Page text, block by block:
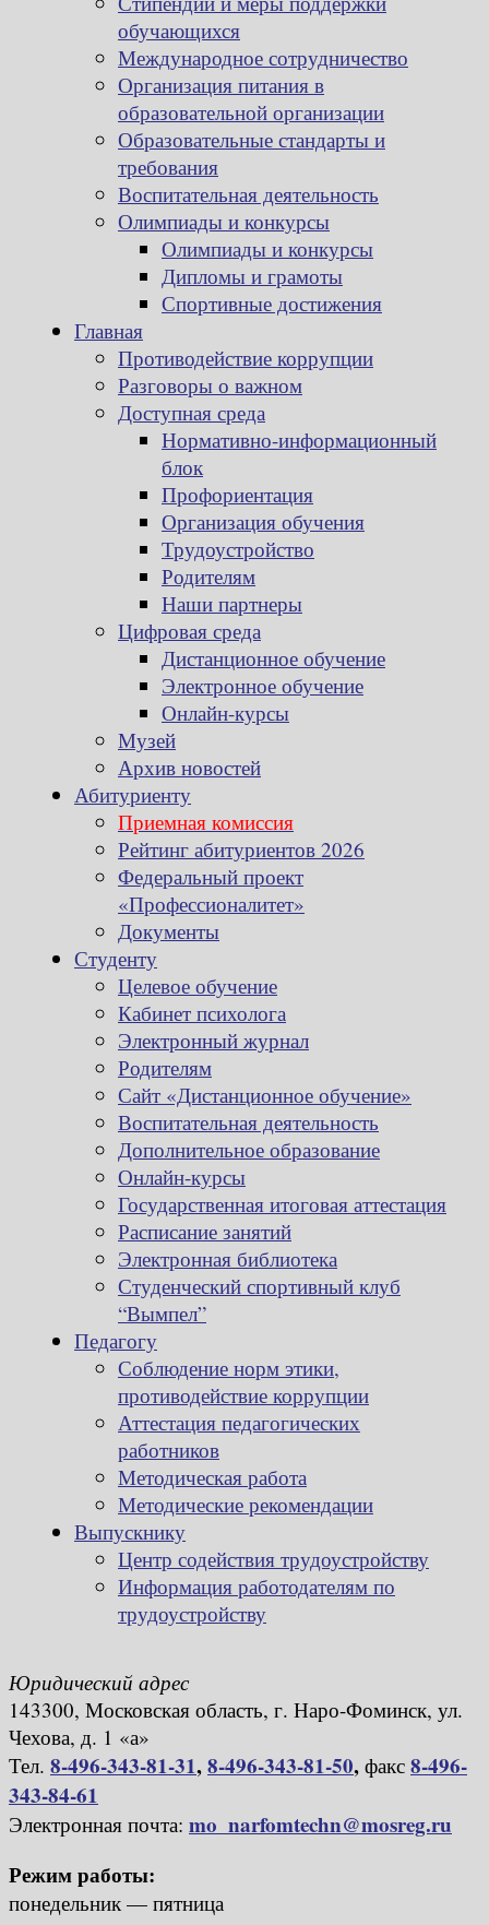
обучающихся
Международное сотрудничество
Организация питания в
образовательной организации
Образовательные стандарты и
требования
Воспитательная деятельность
Олимпиады и конкурсы
Олимпиады и конкурсы
Дипломы и грамоты
Спортивные достижения
Главная
Противодействие коррупции
Разговоры о важном
Доступная среда
Нормативно-информационный
блок
Профориентация
Организация обучения
Трудоустройство
Родителям
Наши партнеры
Цифровая среда
Дистанционное обучение
Электронное обучение
Онлайн-курсы
Музей
Архив новостей
Абитуриенту
Приемная комиссия
Рейтинг абитуриентов 2026
Федеральный проект
«Профессионалитет»
Документы
Студенту
Целевое обучение
Кабинет психолога
Электронный журнал
Родителям
Сайт «Дистанционное обучение»
Воспитательная деятельность
Дополнительное образование
Онлайн-курсы
Государственная итоговая аттестация
Расписание занятий
Электронная библиотека
Студенческий спортивный клуб
“Вымпел”
Педагогу
Соблюдение норм этики,
противодействие коррупции
Аттестация педагогических
работников
Методическая работа
Методические рекомендации
Выпускнику
Центр содействия трудоустройству
Информация работодателям по
трудоустройству
Юридический адрес
143300, Московская область, г. Наро-Фоминск, ул.
Чехова, д. 1 «а»
Тел. 8-496-343-81-31,8-496-343-81-50, факс 8-496-
343-84-61
Электронная почта: mo_narfomtechn@mosreg.ru
Режим работы:
понедельник — пятница